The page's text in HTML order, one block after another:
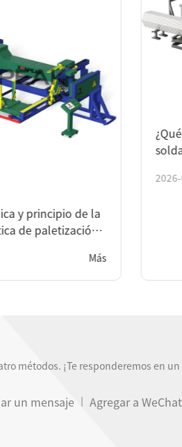
de la
¿Qué es un
métodos. ¡Te responderemos en
un mensaje Agregar a